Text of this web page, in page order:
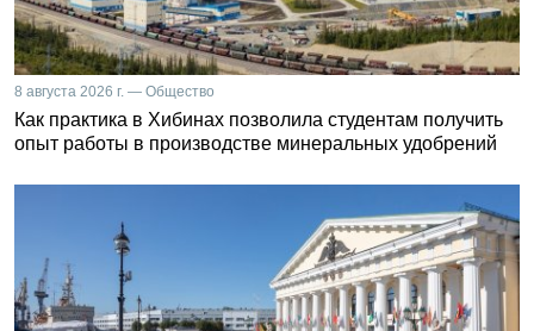
8 августа 2026 г. — Общество
Как практика в Хибинах позволила студентам получить
опыт работы в производстве минеральных удобрений